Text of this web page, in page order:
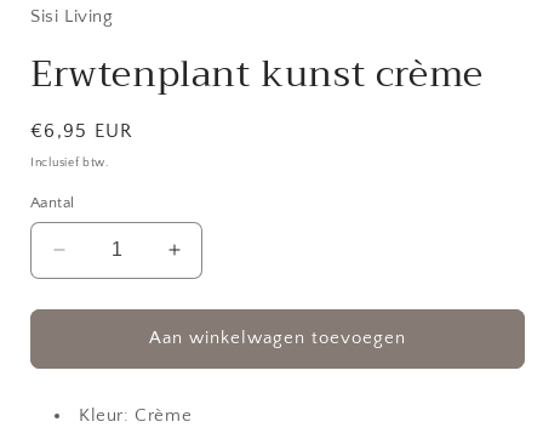
in
Sisi Living
Erwtenplant kunst crème
Normale
prijs
€6,95 EUR
Inclusief btw.
Aantal
Aantal
verlagen
voor
Erwtenplant
Aantal
verhogen
voor
Erwtenplant
Aan winkelwagen toevoegen
Kleur: Crème